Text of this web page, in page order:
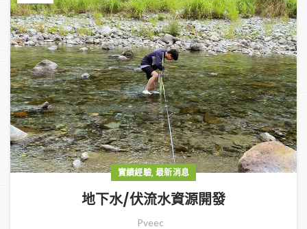
實績經驗, 最新消息
地下水/伏流水資源開發
Pveec